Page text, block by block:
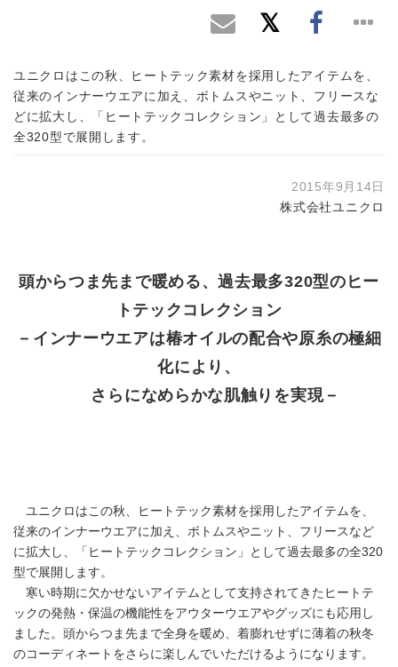
ユニクロはこの秋、ヒートテック素材を採用したアイテムを、
従来のインナーウエアに加え、ボトムスやニット、フリースな
どに拡大し、「ヒートテックコレクション」として過去最多の
全320型で展開します。
2015年9月14日
株式会社ユニクロ
頭からつま先まで暖める、過去最多320型のヒー
トテックコレクション
－インナーウエアは椿オイルの配合や原糸の極細
化により、
さらになめらかな肌触りを実現－
ユニクロはこの秋、ヒートテック素材を採用したアイテムを、
従来のインナーウエアに加え、ボトムスやニット、フリースなど
に拡大し、「ヒートテックコレクション」として過去最多の全320
型で展開します。
寒い時期に欠かせないアイテムとして支持されてきたヒートテ
ックの発熱・保温の機能性をアウターウエアやグッズにも応用し
ました。頭からつま先まで全身を暖め、着膨れせずに薄着の秋冬
のコーディネートをさらに楽しんでいただけるようになります。